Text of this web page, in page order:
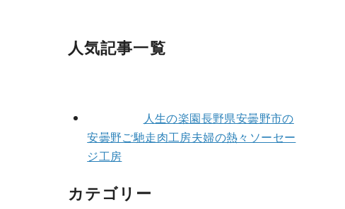
人気記事一覧
人生の楽園長野県安曇野市の
安曇野ご馳走肉工房夫婦の熱々ソーセー
ジ工房
カテゴリー